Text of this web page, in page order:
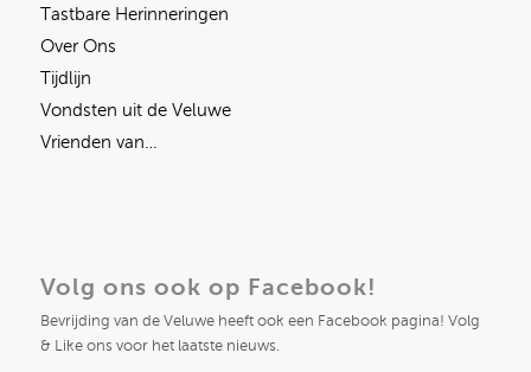
Tastbare Herinneringen
Over Ons
Tijdlijn
Vondsten uit de Veluwe
Vrienden van…
Volg ons ook op Facebook!
Bevrijding van de Veluwe heeft ook een Facebook pagina! Volg
& Like ons voor het laatste nieuws.